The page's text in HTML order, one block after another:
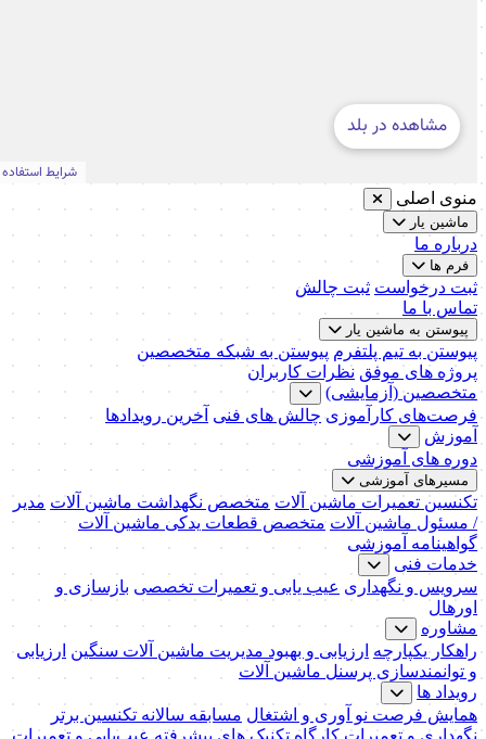
منوی اصلی
ماشین یار
درباره ما
فرم ها
ثبت درخواست ثبت چالش
تماس با ما
پیوستن به ماشین یار
پیوستن به تیم پلتفرم پیوستن به شبکه متخصصین
پروژه های موفق نظرات کاربران
متخصصین (آزمایشی)
فرصت‌های کارآموزی چالش های فنی آخرین رویدادها
آموزش
دوره های آموزشی
مسیرهای آموزشی
تکنسین تعمیرات ماشین آلات متخصص نگهداشت ماشین آلات مدیر
/ مسئول ماشین آلات متخصص قطعات یدکی ماشین آلات
گواهینامه آموزشی
خدمات فنی
سرویس و نگهداری عیب یابی و تعمیرات تخصصی بازسازی و
اورهال
مشاوره
راهکار یکپارچه ارزیابی و بهبود مدیریت ماشین آلات سنگین ارزیابی
و توانمندسازی پرسنل ماشین آلات
رویداد ها
همایش فرصت نو آوری و اشتغال مسابقه سالانه تکنسین برتر
نگهداری و تعمیرات کارگاه تکنیک‌ های پیشرفته عیب‌یابی و تعمیرات